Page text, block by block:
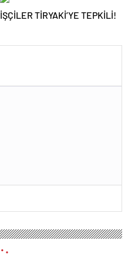
İŞÇİLER TİRYAKİ’YE TEPKİLİ!